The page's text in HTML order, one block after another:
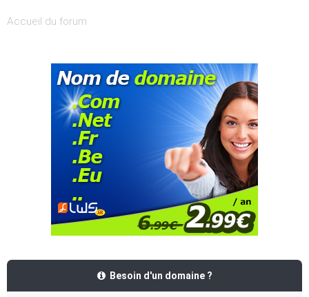
Accueil du forum
Besoin d'un domaine ?